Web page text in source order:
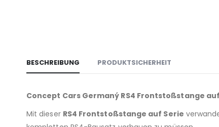
BESCHREIBUNG PRODUKTSICHERHEIT
Concept Cars Germaný RS4 Frontstoßstange auf
Mit dieser RS4 Frontstoßstange auf Serie